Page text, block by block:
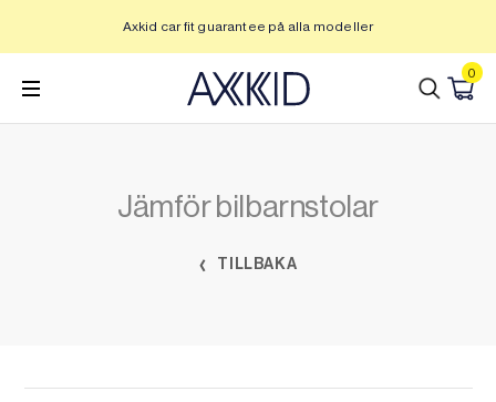
innehåll
Axkid car fit guarantee på alla modeller
0
Jämför bilbarnstolar
TILLBAKA